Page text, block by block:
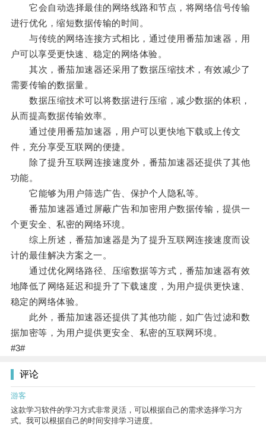
它会自动选择最佳的网络线路和节点，将网络信号传输
进行优化，缩短数据传输的时间。
与传统的网络连接方式相比，通过使用番茄加速器，用
户可以享受更快速、稳定的网络体验。
其次，番茄加速器还采用了数据压缩技术，有效减少了
需要传输的数据量。
数据压缩技术可以将数据进行压缩，减少数据的体积，
从而提高数据传输效率。
通过使用番茄加速器，用户可以更快地下载或上传文
件，充分享受互联网的便捷。
除了提升互联网连接速度外，番茄加速器还提供了其他
功能。
它能够为用户筛选广告、保护个人隐私等。
番茄加速器通过屏蔽广告和加密用户数据传输，提供一
个更安全、私密的网络环境。
综上所述，番茄加速器是为了提升互联网连接速度而设
计的最佳解决方案之一。
通过优化网络路径、压缩数据等方式，番茄加速器有效
地降低了网络延迟和提升了下载速度，为用户提供更快速、
稳定的网络体验。
此外，番茄加速器还提供了其他功能，如广告过滤和数
据加密等，为用户提供更安全、私密的互联网环境。
#3#
评论
游客
这款学习软件的学习方式非常灵活，可以根据自己的需求选择学习方
式。我可以根据自己的时间安排学习进度。